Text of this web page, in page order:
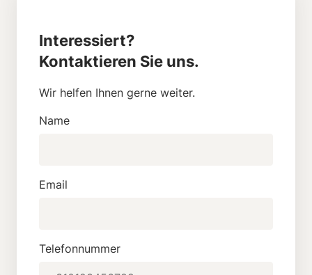
Interessiert?
Kontaktieren Sie uns.
Wir helfen Ihnen gerne weiter.
Name
Email
Telefonnummer